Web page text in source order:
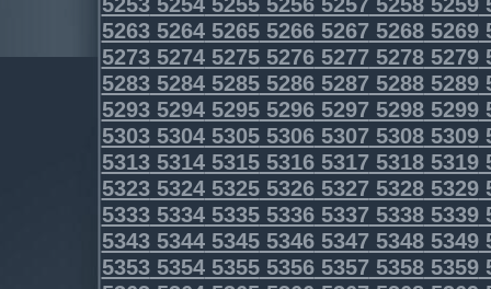
5263526452655266526752685269
5273527452755276527752785279
5283528452855286528752885289
5293529452955296529752985299
5303530453055306530753085309
5313531453155316531753185319
5323532453255326532753285329
5333533453355336533753385339
5343534453455346534753485349
5353535453555356535753585359